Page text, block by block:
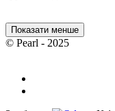
Показати менше
© Pearl - 2025